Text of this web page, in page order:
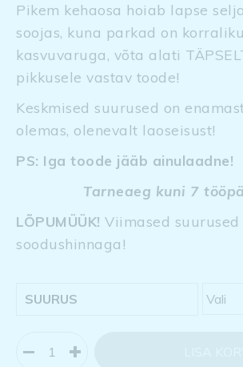
Pikem kehaosa hoiab lapse
soojas, kuna parkad on korraliku
kasvuvaruga, võta alati
pikkusele vastav toode!
Keskmised suurused on
olemas, olenevalt laoseisust!
PS: Iga toode jääb ainulaadne!
Tarneaeg kuni 7
LÕPUMÜÜK! Viimased
soodushinnaga!
SUURUS